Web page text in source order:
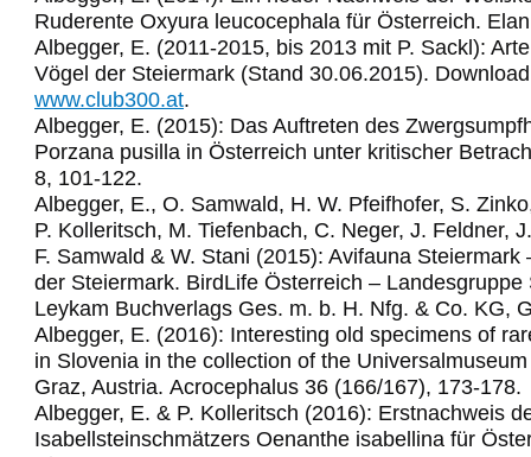
Ruderente Oxyura leucocephala für Österreich.
Albegger, E. (2011-2015, bis 2013 mit P. Sackl):
Vögel der Steiermark (Stand 30.06.2015).
www.club300.at.
Albegger, E. (2015): Das Auftreten des
Porzana pusilla in Österreich unter kritischer
8, 101-122.
Albegger, E., O. Samwald, H. W. Pfeifhofer, S.
P. Kolleritsch, M. Tiefenbach, C. Neger, J. Feldner,
F. Samwald & W. Stani (2015): Avifauna Steiermark
der Steiermark. BirdLife Österreich – Landesgruppe
Leykam Buchverlags Ges. m. b. H. Nfg. & Co. KG,
Albegger, E. (2016): Interesting old specimens of
in Slovenia in the collection of the
Graz, Austria. Acrocephalus 36 (166/167), 173-178.
Albegger, E. & P. Kolleritsch (2016): Erstnachweis
Isabellsteinschmätzers Oenanthe isabellina für